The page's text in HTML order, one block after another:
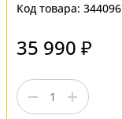
Код товара: 344096
35 990 ₽